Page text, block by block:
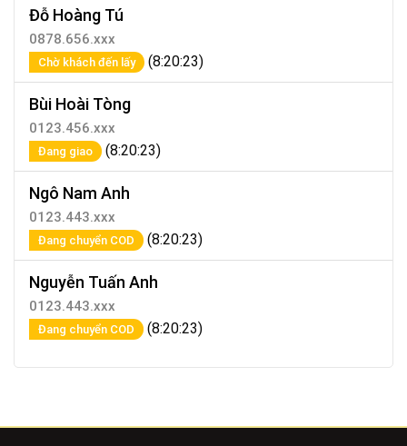
Đỗ Hoàng Tú
0878.656.xxx
Chờ khách đến lấy (8:20:23)
Bùi Hoài Tòng
0123.456.xxx
Đang giao (8:20:23)
Ngô Nam Anh
0123.443.xxx
Đang chuyển COD (8:20:23)
Nguyễn Tuấn Anh
0123.443.xxx
Đang chuyển COD (8:20:23)